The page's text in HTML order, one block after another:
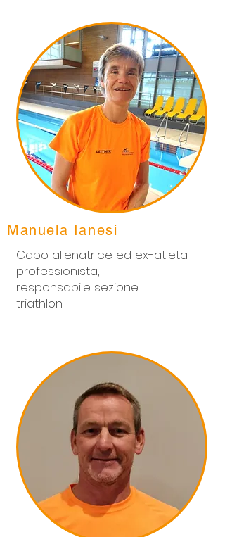
Manuela Ianesi
Capo allenatrice ed ex-atleta
professionista,
responsabile sezione
triathlon